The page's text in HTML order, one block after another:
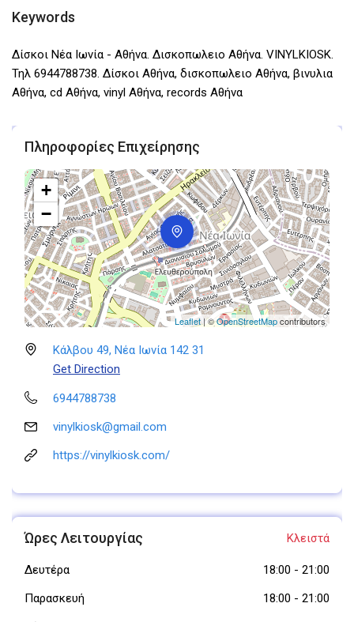
Keywords
Δίσκοι Νέα Ιωνία - Αθήνα. Δισκοπωλειο Αθήνα. VINYLKIOSK.
Τηλ 6944788738. Δίσκοι Αθήνα, δισκοπωλειο Αθήνα, βινυλια
Αθήνα, cd Αθήνα, vinyl Αθήνα, records Αθήνα
Πληροφορίες Επιχείρησης
+
−
Leaflet| ©OpenStreetMapcontributors
Κάλβου 49, Νέα Ιωνία 142 31
Get Direction
6944788738
vinylkiosk@gmail.com
https://vinylkiosk.com/
Ώρες Λειτουργίας Κλειστά
Δευτέρα 18:00 - 21:00
Παρασκευή
18:00 - 21:00